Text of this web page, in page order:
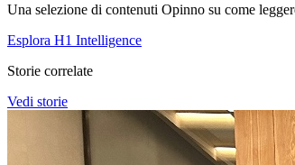
Una selezione di contenuti Opinno su come
Esplora H1 Intelligence
Storie correlate
Vedi storie